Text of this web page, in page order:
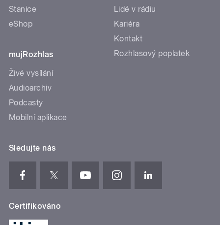
Stanice
eShop
mujRozhlas
Živé vysílání
Audioarchiv
Podcasty
Mobilní aplikace
Lidé v rádiu
Kariéra
Kontakt
Rozhlasový poplatek
Sledujte nás
Certifikováno